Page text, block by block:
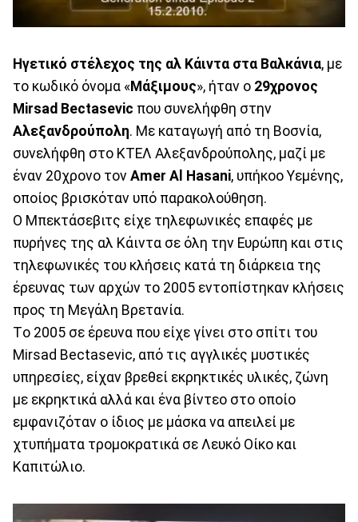
Ηγετικό στέλεχος της αλ Κάιντα στα Βαλκάνια, με
το κωδικό όνομα «Μάξιμους», ήταν ο 29χρονος
Mirsad Bectasevic που συνελήφθη στην
Αλεξανδρούπολη. Με καταγωγή από τη Βοσνία,
συνελήφθη στο ΚΤΕΛ Αλεξανδρούπολης, μαζί με
έναν 20χρονο τον Amer Al Hasani, υπήκοο Υεμένης,
οποίος βρισκόταν υπό παρακολούθηση.
Ο Μπεκτάσεβιτς είχε τηλεφωνικές επαφές με
πυρήνες της αλ Κάιντα σε όλη την Ευρώπη και στις
τηλεφωνικές του κλήσεις κατά τη διάρκεια της
έρευνας των αρχών το 2005 εντοπίστηκαν κλήσεις
προς τη Μεγάλη Βρετανία.
Tο 2005 σε έρευνα που είχε γίνει στο σπίτι του
Mirsad Bectasevic, από τις αγγλικές μυστικές
υπηρεσίες, είχαν βρεθεί εκρηκτικές υλικές, ζώνη
με εκρηκτικά αλλά και ένα βίντεο στο οποίο
εμφανιζόταν ο ίδιος με μάσκα να απειλεί με
χτυπήματα τρομοκρατικά σε Λευκό Οίκο και
Καπιτώλιο.